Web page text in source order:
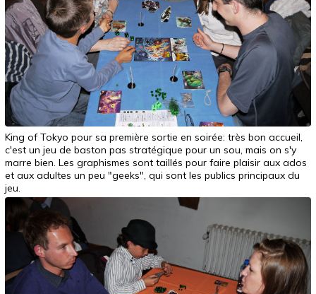
King of Tokyo pour sa première sortie en soirée: très bon accueil,
c'est un jeu de baston pas stratégique pour un sou, mais on s'y
marre bien. Les graphismes sont taillés pour faire plaisir aux ados
et aux adultes un peu "geeks", qui sont les publics principaux du
jeu.